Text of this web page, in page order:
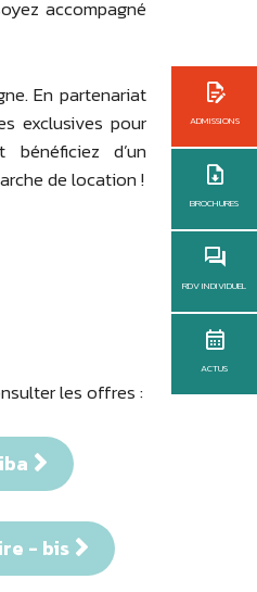
ADMISSIONS
BROCHURES
RDV INDIVIDUEL
ACTUS
accompagné
En partenariat
exclusives pour
d’un
de location !
les offres :
- bis